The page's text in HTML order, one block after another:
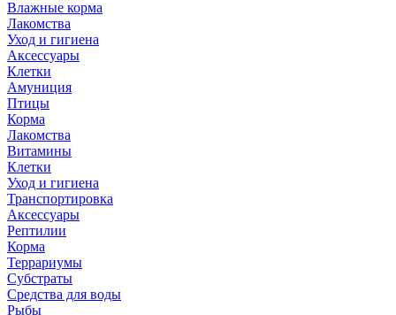
Влажные корма
Лакомства
Уход и гигиена
Аксессуары
Клетки
Амуниция
Птицы
Корма
Лакомства
Витамины
Клетки
Уход и гигиена
Транспортировка
Аксессуары
Рептилии
Корма
Террариумы
Субстраты
Средства для воды
Рыбы